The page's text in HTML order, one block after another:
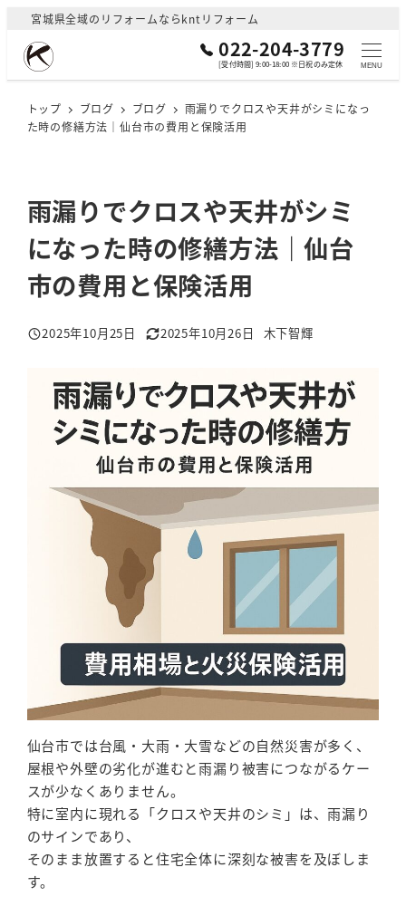
コ
宮城県全域のリフォームならkntリフォーム
022-204-3779
[受付時間] 9:00-18:00 ※日祝のみ定休 MENU
トップ ブログ ブログ
雨漏りでクロスや天井がシミになっ
た時の修繕方法｜仙台市の費用と保険活用
雨漏りでクロスや天井がシミ
になった時の修繕方法｜仙台
市の費用と保険活用
投稿日
2025年10月25日 更新日
2025年10月26日
著
木下智輝
仙台市では台風・大雨・大雪などの自然災害が多く、
屋根や外壁の劣化が進むと雨漏り被害につながるケー
スが少なくありません。
特に室内に現れる「クロスや天井のシミ」は、雨漏り
のサインであり、
そのまま放置すると住宅全体に深刻な被害を及ぼしま
す。